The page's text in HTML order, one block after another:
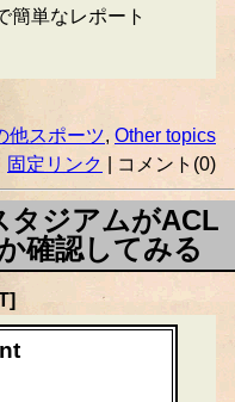
簡単なレポート
他スポーツ, Other topics
固定リンク
| コメント(0)
タジアムがACL
確認してみる